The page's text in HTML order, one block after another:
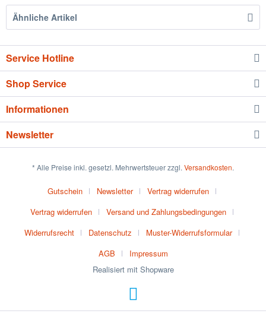
Ähnliche Artikel
Service Hotline
Shop Service
Informationen
Newsletter
* Alle Preise inkl. gesetzl. Mehrwertsteuer zzgl. Versandkosten.
Gutschein Newsletter
Vertrag widerrufen
Vertrag widerrufen
Versand und Zahlungsbedingungen
Widerrufsrecht
Datenschutz
Muster-Widerrufsformular
AGB
Impressum
Realisiert mit Shopware